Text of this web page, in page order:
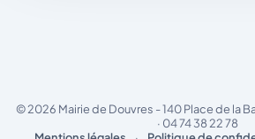
© 2026 Mairie de Douvres - 140 Place de la
· 04 74 38 22 78